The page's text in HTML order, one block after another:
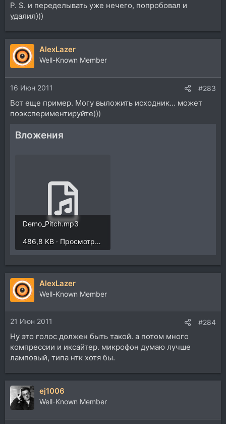
P. S. и переделывать уже нечего, попробовал и
удалил)))
AlexLazer
Well-Known Member
16 Июн 2011 #283
Вот еще пример. Могу выложить исходник... может
поэкспериментируйте)))
Вложения
Demo_Pitch.mp3
486,8 KB · Просмотры: 190
AlexLazer
Well-Known Member
21 Июн 2011 #284
Ну это голос должен быть такой. а потом много
компрессии и иксайтер. микрофон думаю лучше
ламповый, типа нтк хотя бы.
ej1006
Well-Known Member